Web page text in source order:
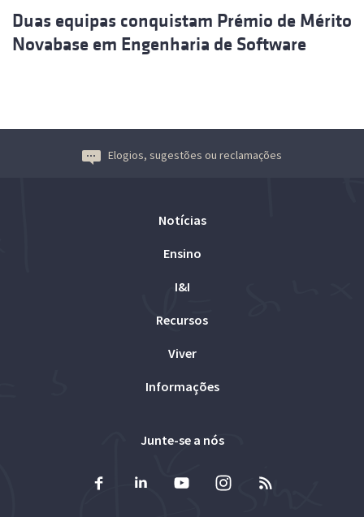
Duas equipas conquistam Prémio de Mérito
Novabase em Engenharia de Software
Elogios, sugestões ou reclamações
Notícias
Ensino
I&I
Recursos
Viver
Informações
Junte-se a nós